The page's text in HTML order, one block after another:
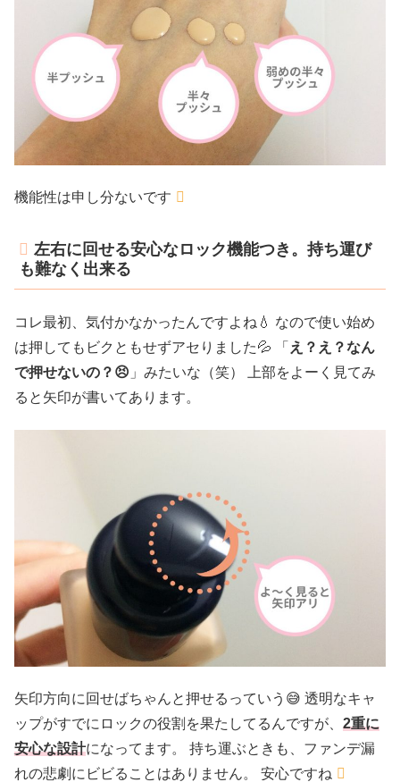
機能性は申し分ないです
左右に回せる安心なロック機能つき。持ち運び
も難なく出来る
コレ最初、気付かなかったんですよね💧 なので使い始め
は押してもビクともせずアセりました💦 「 え？え？なん
で押せないの？😣 」みたいな（笑） 上部をよーく見てみ
ると矢印が書いてあります。
矢印方向に回せばちゃんと押せるっていう😅 透明なキャ
ップがすでにロックの役割を果たしてるんですが、 2重に
安心な設計になってます。 持ち運ぶときも、ファンデ漏
れの悲劇にビビることはありません。 安心ですね